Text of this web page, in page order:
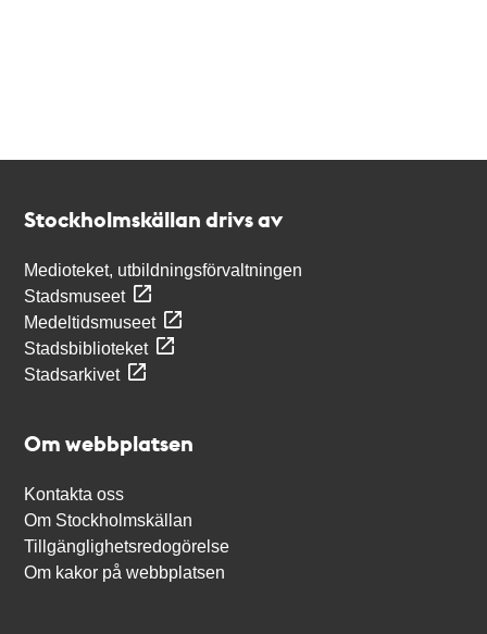
Stockholmskällan drivs av
Medioteket, utbildningsförvaltningen
Stadsmuseet
Medeltidsmuseet
Stadsbiblioteket
Stadsarkivet
Om webbplatsen
Kontakta oss
Om Stockholmskällan
Tillgänglighetsredogörelse
Om kakor på webbplatsen